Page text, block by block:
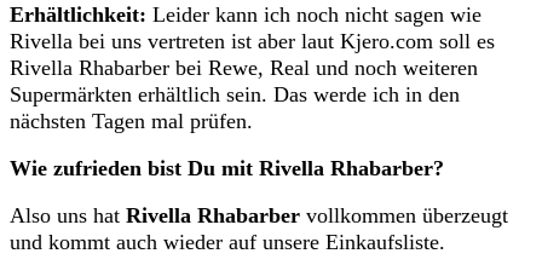
Erhältlichkeit: Leider kann ich noch nicht sagen wie
Rivella bei uns vertreten ist aber laut Kjero.com soll es
Rivella Rhabarber bei Rewe, Real und noch weiteren
Supermärkten erhältlich sein. Das werde ich in den
nächsten Tagen mal prüfen.
Wie zufrieden bist Du mit Rivella Rhabarber?
Also uns hat Rivella Rhabarber vollkommen überzeugt
und kommt auch wieder auf unsere Einkaufsliste.